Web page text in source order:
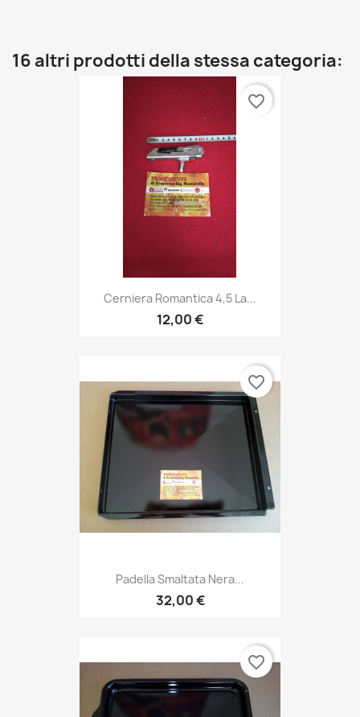
16 altri prodotti della stessa categoria:
Cerniera Romantica 4,5 La...
12,00 €
favorite_border
Padella Smaltata Nera...
32,00 €
favorite_border
favorite_border